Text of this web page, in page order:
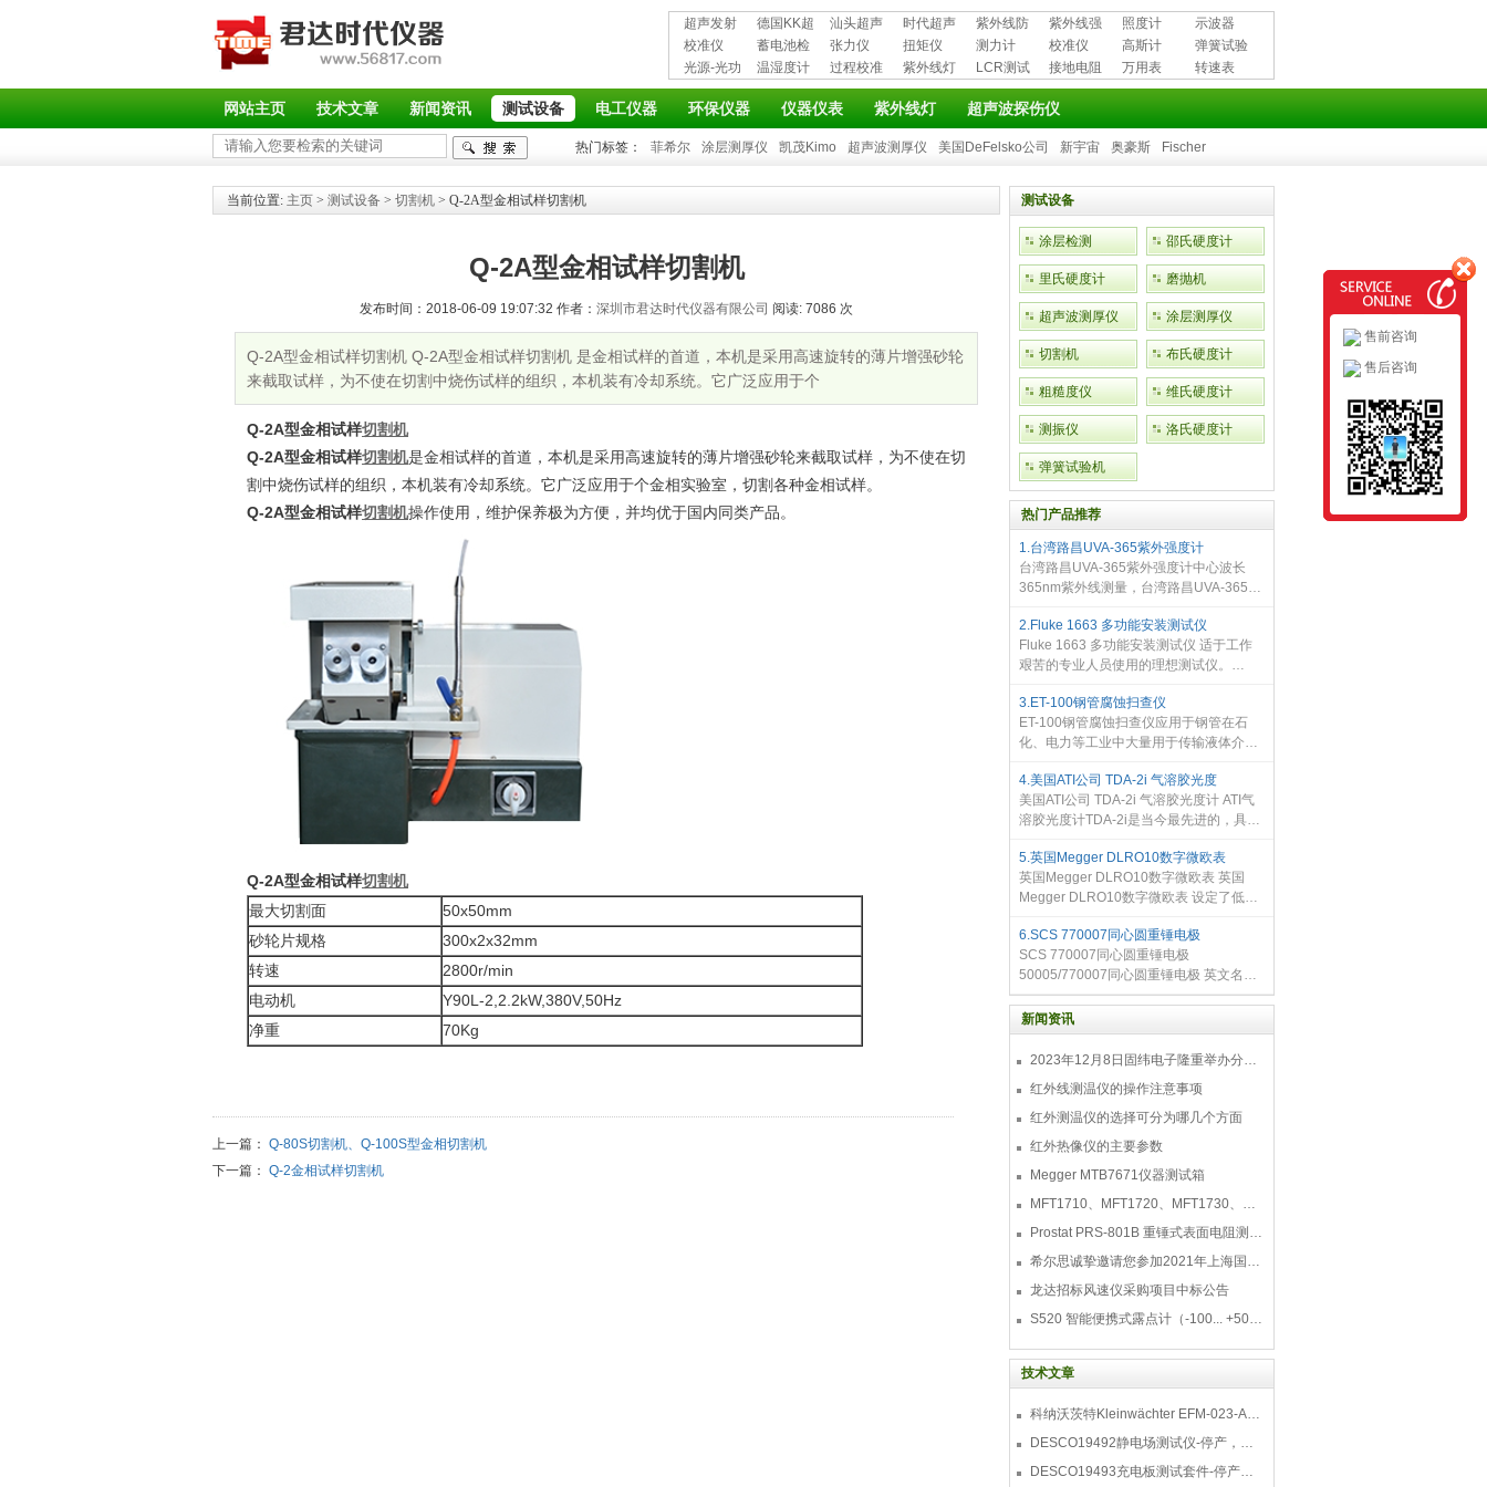
超声发射
接收仪器
德国KK超
声波探伤
仪
汕头超声
超声探伤
仪
时代超声
波探伤仪
紫外线防
护用品
紫外线强
度计
照度计
示波器
校准仪
蓄电池检
测仪
张力仪 扭矩仪 测力计 校准仪 高斯计
弹簧试验
机
光源-光功
率计
温湿度计
过程校准
仪
紫外线灯
LCR测试
仪
接地电阻
测试仪
万用表 转速表
网站主页 技术文章 新闻资讯 测试设备 电工仪器 环保仪器 仪器仪表 紫外线灯 超声波探伤仪
热门标签： 菲希尔 涂层测厚仪 凯茂Kimo 超声波测厚仪 美国DeFelsko公司 新宇宙 奥豪斯 Fischer
当前位置: 主页 > 测试设备 > 切割机 > Q-2A型金相试样切割机
Q-2A型金相试样切割机
发布时间：2018-06-09 19:07:32 作者： 深圳市君达时代仪器有限公司 阅读: 7086 次
Q-2A型金相试样切割机 Q-2A型金相试样切割机 是金相试样的首道，本机是采用高速旋转的薄片增强砂轮
来截取试样，为不使在切割中烧伤试样的组织，本机装有冷却系统。它广泛应用于个
Q-2A型金相试样切割机
Q-2A型金相试样切割机是金相试样的首道，本机是采用高速旋转的薄片增强砂轮来截取试样，为不使在切
割中烧伤试样的组织，本机装有冷却系统。它广泛应用于个金相实验室，切割各种金相试样。
Q-2A型金相试样切割机操作使用，维护保养极为方便，并均优于国内同类产品。
Q-2A型金相试样切割机
最大切割面
50x50mm
砂轮片规格
300x2x32mm
转速
2800r/min
电动机
Y90L-2,2.2kW,380V,50Hz
净重
70Kg
上一篇： Q-80S切割机、Q-100S型金相切割机
下一篇： Q-2金相试样切割机
测试设备
涂层检测 邵氏硬度计
里氏硬度计 磨抛机
超声波测厚仪 涂层测厚仪
切割机 布氏硬度计
粗糙度仪 维氏硬度计
测振仪 洛氏硬度计
弹簧试验机
热门产品推荐
1.台湾路昌UVA-365紫外强度计
台湾路昌UVA-365紫外强度计中心波长
365nm紫外线测量，台湾路昌UVA-365紫
1.99mW/cm2，19.9mW/cm2
2.Fluke 1663 多功能安装测试仪
Fluke 1663 多功能安装测试仪 适于工作
艰苦的专业人员使用的理想测试仪。
用户使用 功能齐全、测量功能先进，而且
易于使用。操作直观，各级现场
3.ET-100钢管腐蚀扫查仪
ET-100钢管腐蚀扫查仪应用于钢管在石
化、电力等工业中大量用于传输液体介质
腐蚀性，特别在高压，高温状态下对钢管
内壁的侵蚀迅速加剧，造成管体破裂泄漏
事故时有发生。热电厂锅炉水冷壁管的破
型实例。在
4.美国ATI公司 TDA-2i 气溶胶光度
美国ATI公司 TDA-2i 气溶胶光度计 ATI气
溶胶光度计TDA-2i是当今最先进的，具有
溶胶光度计，ATI 2i拥有便携式的特性，坚
固耐用，是现场工况下过滤
5.英国Megger DLRO10数字微欧表
英国Megger DLRO10数字微欧表 英国
Megger DLRO10数字微欧表 设定了低电
完全自动化的设备，可选择最大到10A的
七个量程内最合适的直流测试电流来测量
0.1 到
6.SCS 770007同心圆重锤电极
SCS 770007同心圆重锤电极
50005/770007同心圆重锤电极 英文名
称：Concentric Ring Probe 产品描述：
配套测试表面电阻/电阻率 测试类型：静电
电阻 产品类型：电极 适配仪器：
TOM600，19290，19784，
新闻资讯
2023年12月8日固纬电子隆重举办分销商答谢会，展示重磅新产品！
红外线测温仪的操作注意事项
红外测温仪的选择可分为哪几个方面
红外热像仪的主要参数
Megger MTB7671仪器测试箱
MFT1710、MFT1720、MFT1730、MFT1735多功能测试仪
Prostat PRS-801B 重锤式表面电阻测量仪
希尔思诚挚邀请您参加2021年上海国际压缩机及设
龙达招标风速仪采购项目中标公告
S520 智能便携式露点计（-100... +50 °C TD）
技术文章
科纳沃茨特Kleinwächter EFM-023-AKC静电测试仪套件-EFM023AKC KIT
DESCO19492静电场测试仪-停产，替代型号770716
DESCO19493充电板测试套件-停产，替代型号718+770719
售前咨询
售后咨询